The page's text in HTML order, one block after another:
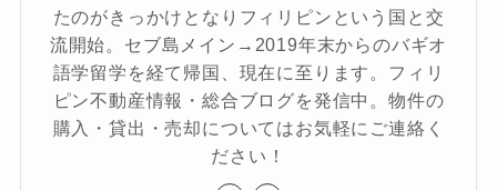
たのがきっかけとなりフィリピンという国と交
流開始。セブ島メイン→2019年末からのバギオ
語学留学を経て帰国、現在に至ります。フィリ
ピン不動産情報・総合ブログを発信中。物件の
購入・貸出・売却についてはお気軽にご連絡く
ださい！